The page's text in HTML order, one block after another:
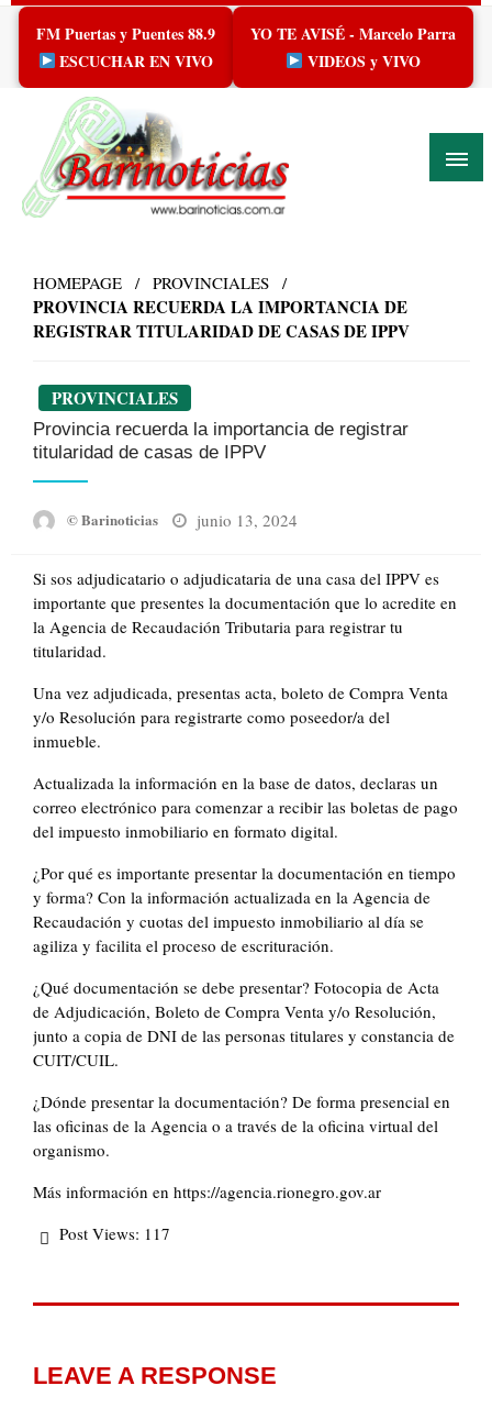
Skip
content
FM Puertas y Puentes 88.9
ESCUCHAR EN VIVO
YO TE AVISÉ - Marcelo Parra
VIDEOS y VIVO
HOMEPAGE PROVINCIALES
PROVINCIA RECUERDA LA IMPORTANCIA DE
REGISTRAR TITULARIDAD DE CASAS DE IPPV
PROVINCIALES
Provincia recuerda la importancia de registrar
titularidad de casas de IPPV
© Barinoticias
Posted
junio 13, 2024
Si sos adjudicatario o adjudicataria de una casa del IPPV es
importante que presentes la documentación que lo acredite en
la Agencia de Recaudación Tributaria para registrar tu
titularidad.
Una vez adjudicada, presentas acta, boleto de Compra Venta
y/o Resolución para registrarte como poseedor/a del
inmueble.
Actualizada la información en la base de datos, declaras un
correo electrónico para comenzar a recibir las boletas de pago
del impuesto inmobiliario en formato digital.
¿Por qué es importante presentar la documentación en tiempo
y forma? Con la información actualizada en la Agencia de
Recaudación y cuotas del impuesto inmobiliario al día se
agiliza y facilita el proceso de escrituración.
¿Qué documentación se debe presentar? Fotocopia de Acta
de Adjudicación, Boleto de Compra Venta y/o Resolución,
junto a copia de DNI de las personas titulares y constancia de
CUIT/CUIL.
¿Dónde presentar la documentación? De forma presencial en
las oficinas de la Agencia o a través de la oficina virtual del
organismo.
Más información en https://agencia.rionegro.gov.ar
Post Views: 117
LEAVE A RESPONSE